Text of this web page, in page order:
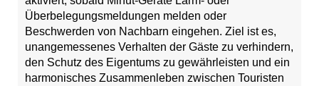
Überbelegungsmeldungen melden oder
Beschwerden von Nachbarn eingehen. Ziel ist es,
unangemessenes Verhalten der Gäste zu verhindern,
den Schutz des Eigentums zu gewährleisten und ein
harmonisches Zusammenleben zwischen Touristen